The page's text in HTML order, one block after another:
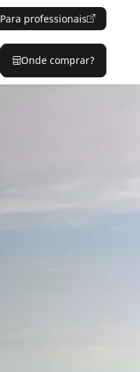
Para professionais
Onde comprar?